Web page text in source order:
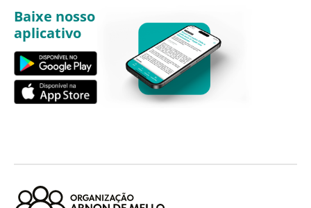
Baixe nosso
aplicativo